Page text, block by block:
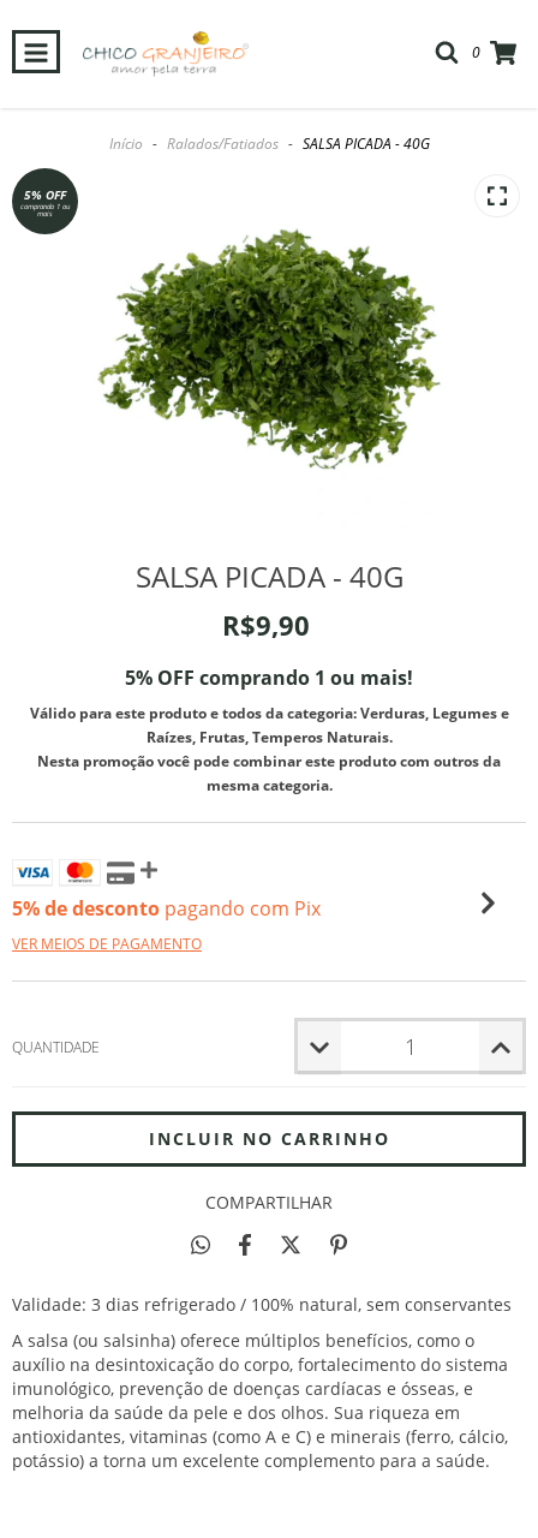
0
Início - Ralados/Fatiados - SALSA PICADA - 40G
5% OFF
comprando 1 ou
mais
SALSA PICADA - 40G
R$9,90
5% OFF comprando 1 ou mais!
Válido para este produto e todos da categoria: Verduras, Legumes e
Raízes, Frutas, Temperos Naturais.
Nesta promoção você pode combinar este produto com outros da
mesma categoria.
5% de desconto pagando com Pix
VER MEIOS DE PAGAMENTO
QUANTIDADE
COMPARTILHAR
Validade: 3 dias refrigerado / 100% natural, sem conservantes
A salsa (ou salsinha) oferece múltiplos benefícios, como o
auxílio na desintoxicação do corpo, fortalecimento do sistema
imunológico, prevenção de doenças cardíacas e ósseas, e
melhoria da saúde da pele e dos olhos. Sua riqueza em
antioxidantes, vitaminas (como A e C) e minerais (ferro, cálcio,
potássio) a torna um excelente complemento para a saúde.